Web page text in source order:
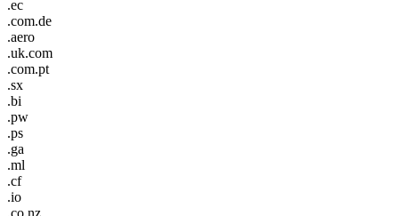
.ec
.com.de
.aero
.uk.com
.com.pt
.sx
.bi
.pw
.ps
.ga
.ml
.cf
.io
.co.nz